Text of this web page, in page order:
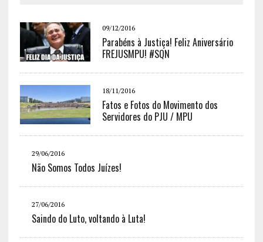
09/12/2016
Parabéns à Justiça! Feliz Aniversário
FREJUSMPU! #SQN
18/11/2016
Fatos e Fotos do Movimento dos
Servidores do PJU / MPU
29/06/2016
Não Somos Todos Juízes!
27/06/2016
Saindo do Luto, voltando à Luta!